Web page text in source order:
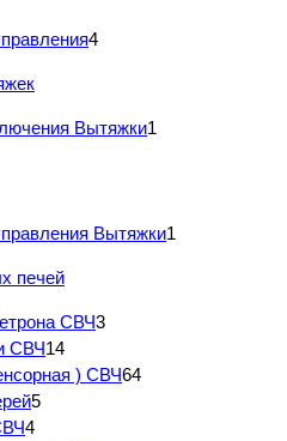
4
Вытяжки1
Вытяжки1
печей
СВЧ3
СВЧ14
) СВЧ64
5
4